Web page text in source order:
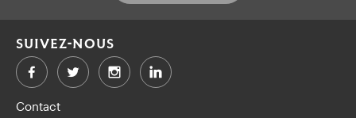
Contact
SUIVEZ-NOUS
FacebookTwitter LinkedIn